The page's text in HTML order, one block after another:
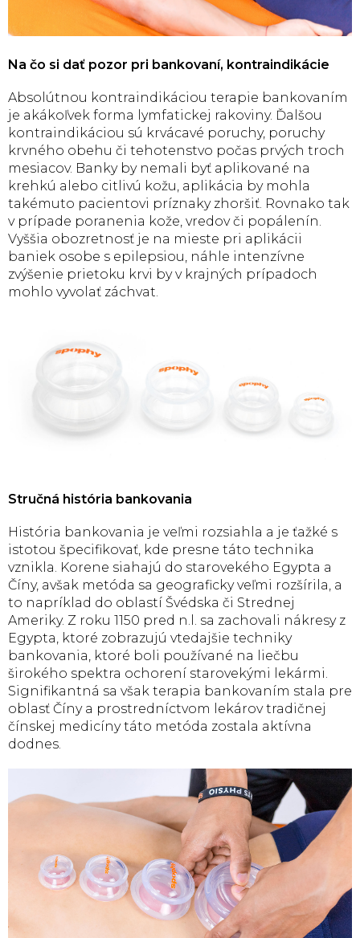
Na čo si dať pozor pri bankovaní, kontraindikácie
Absolútnou kontraindikáciou terapie bankovaním
je akákoľvek forma lymfatickej rakoviny. Ďalšou
kontraindikáciou sú krvácavé poruchy, poruchy
krvného obehu či tehotenstvo počas prvých troch
mesiacov. Banky by nemali byť aplikované na
krehkú alebo citlivú kožu, aplikácia by mohla
takémuto pacientovi príznaky zhoršiť. Rovnako tak
v prípade poranenia kože, vredov či popálenín.
Vyššia obozretnosť je na mieste pri aplikácii
baniek osobe s epilepsiou, náhle intenzívne
zvýšenie prietoku krvi by v krajných prípadoch
mohlo vyvolať záchvat.
Stručná história bankovania
História bankovania je veľmi rozsiahla a je ťažké s
istotou špecifikovať, kde presne táto technika
vznikla. Korene siahajú do starovekého Egypta a
Číny, avšak metóda sa geograficky veľmi rozšírila, a
to napríklad do oblastí Švédska či Strednej
Ameriky. Z roku 1150 pred n.l. sa zachovali nákresy z
Egypta, ktoré zobrazujú vtedajšie techniky
bankovania, ktoré boli používané na liečbu
širokého spektra ochorení starovekými lekármi.
Signifikantná sa však terapia bankovaním stala pre
oblasť Číny a prostredníctvom lekárov tradičnej
čínskej medicíny táto metóda zostala aktívna
dodnes.